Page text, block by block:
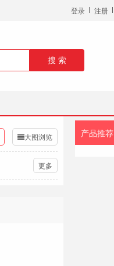
登录 注册
搜 索
大图浏览
更多
产品推荐